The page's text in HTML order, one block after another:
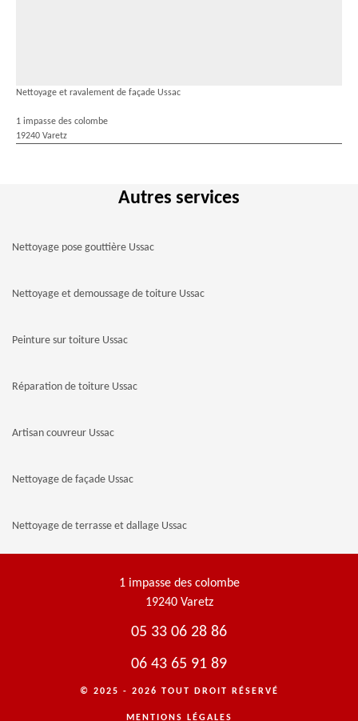
Nettoyage et ravalement de façade Ussac
1 impasse des colombe
19240 Varetz
Autres services
Nettoyage pose gouttière Ussac
Nettoyage et demoussage de toiture Ussac
Peinture sur toiture Ussac
Réparation de toiture Ussac
Artisan couvreur Ussac
Nettoyage de façade Ussac
Nettoyage de terrasse et dallage Ussac
1 impasse des colombe
19240 Varetz
05 33 06 28 86
06 43 65 91 89
© 2025 - 2026 TOUT DROIT RÉSERVÉ
MENTIONS LÉGALES